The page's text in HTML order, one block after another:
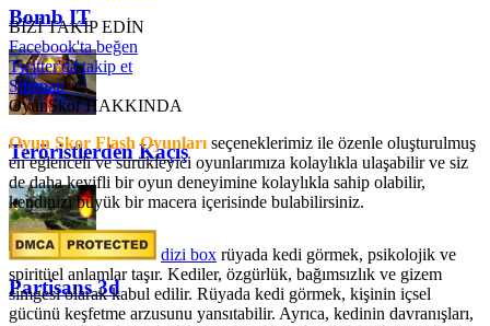
Bomb IT
Teröristlerden Kaçış
Partisans 3d
BİZİ TAKİP EDİN
Facebook'ta beğen
Twitter'da takip et
Sitemap
OyunSkor HAKKINDA
Oyun Skor Flash Oyunları seçeneklerimiz ile özenle oluşturulmuş
en eğlenceli ve sürükleyici oyunlarımıza kolaylıkla ulaşabilir ve siz
de daha keyifli bir oyun deneyimine kolaylıkla sahip olabilir,
kendinizi büyük bir macera içerisinde bulabilirsiniz.
dizi box rüyada kedi görmek​, psikolojik ve
spiritüel anlamlar taşır. Kediler, özgürlük, bağımsızlık ve gizem
simgesi olarak kabul edilir. Rüyada kedi görmek, kişinin içsel
gücünü keşfetme arzusunu yansıtabilir. Ayrıca, kedinin davranışları,